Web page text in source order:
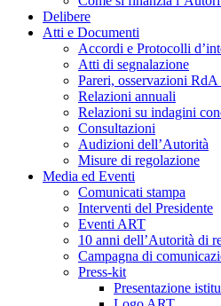
Delibere
Atti e Documenti
Accordi e Protocolli
Atti di segnalazione
Pareri, osservazioni
Relazioni annuali
Relazioni su indagini
Consultazioni
Audizioni dell’Autorità
Misure di regolazione
Media ed Eventi
Comunicati stampa
Interventi del Presidente
Eventi ART
10 anni dell’Autorità di
Campagna di
Press-kit
Presentazione